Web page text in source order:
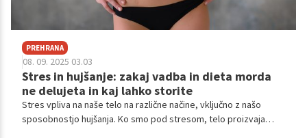
PREHRANA
08. 09. 2025 03.03
Stres in hujšanje: zakaj vadba in dieta morda
ne delujeta in kaj lahko storite
Stres vpliva na naše telo na različne načine, vključno z našo
sposobnostjo hujšanja. Ko smo pod stresom, telo proizvaja